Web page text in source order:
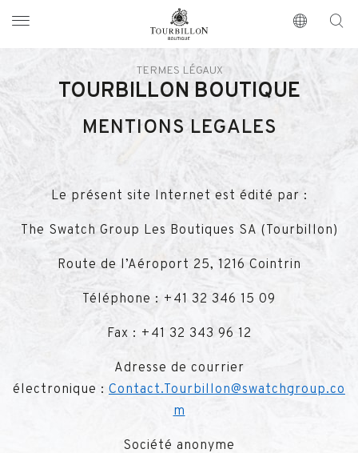
https://www.tourbillon.com/index.php/fr
TERMES LÉGAUX
TOURBILLON BOUTIQUE
MENTIONS LEGALES
Le présent site Internet est édité par :
The Swatch Group Les Boutiques SA (Tourbillon)
Route de l’Aéroport 25, 1216 Cointrin
Téléphone : +41 32 346 15 09
Fax : +41 32 343 96 12
Adresse de courrier
électronique : Contact.Tourbillon@swatchgroup.co
m
Société anonyme